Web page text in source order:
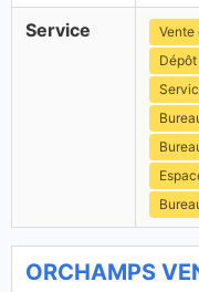
Service
Vente
ORCHAMPS